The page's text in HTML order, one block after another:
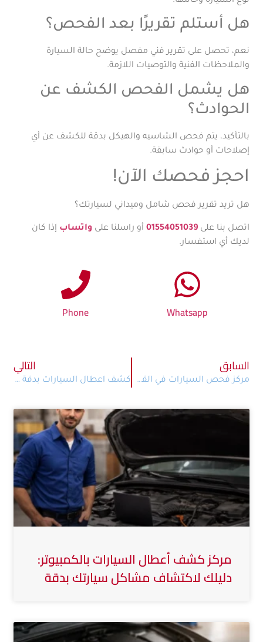
مركز كشف أعطال السيارات بالكمبيوتر:
دليلك لاكتشاف مشاكل سيارتك بدقة
هل أستلم تقريرًا بعد الفحص؟
نعم، تحصل على تقرير فني مفصل يوضح حالة السيارة
والملاحظات الفنية والتوصيات اللازمة.
هل يشمل الفحص الكشف عن
الحوادث؟
بالتأكيد، يتم فحص الشاسيه والهيكل بدقة للكشف عن أي
إصلاحات أو حوادث سابقة.
احجز فحصك الآن!
هل تريد تقرير فحص شامل وميداني لسيارتك؟
اتصل بنا على01554051039 أو راسلنا على واتساب إذا كان
لديك أي استفسار.
Phone Whatsapp
السابق
مركز فحص السيارات في القطامية – CarNa لخدمات الفحص الفني الشامل
التالي
كشف اعطال السيارات بدقة واحترافية مع CarNa